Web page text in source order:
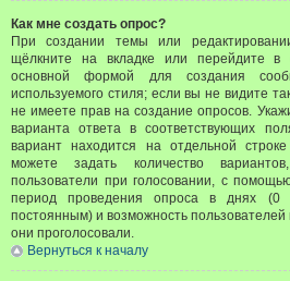
Как мне создать опрос?
При создании темы или
щёлкните на вкладке или перейдите
основной формой для создания
используемого стиля; если вы не видите
не имеете прав на создание опросов.
варианта ответа в соответствующих
вариант находится на отдельной
можете задать количество
пользователи при голосовании, с
период проведения опроса в днях (0
постоянным) и возможность пользователей
они проголосовали.
Вернуться к началу